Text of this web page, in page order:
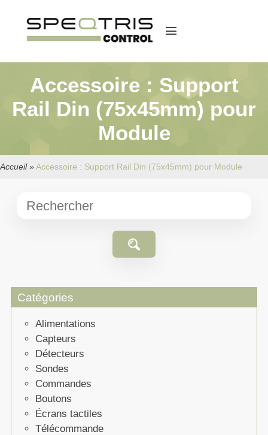
menu
Accessoire : Support
Rail Din (75x45mm) pour
Module
Accueil» Accessoire : Support Rail Din (75x45mm) pour Module
Catégories
Alimentations
Capteurs
Détecteurs
Sondes
Commandes
Boutons
Écrans tactiles
Télécommande